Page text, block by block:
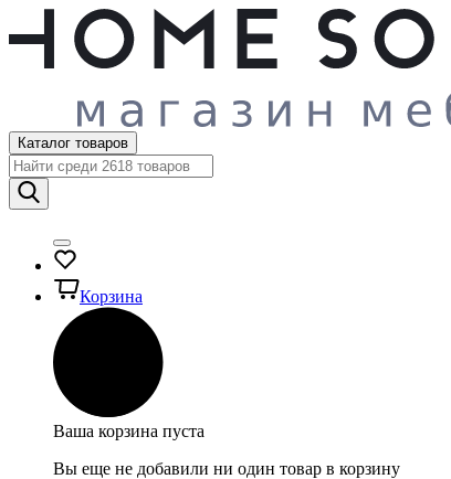
Каталог товаров
Корзина
Ваша корзина пуста
Вы еще не добавили ни один товар в корзину